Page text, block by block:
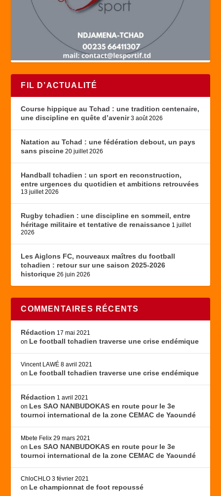
FIL D’ACTUALITÉ
Course hippique au Tchad : une tradition centenaire,
une discipline en quête d’avenir 3 août 2026
Natation au Tchad : une fédération debout, un pays
sans piscine 20 juillet 2026
Handball tchadien : un sport en reconstruction,
entre urgences du quotidien et ambitions retrouvées
13 juillet 2026
Rugby tchadien : une discipline en sommeil, entre
héritage militaire et tentative de renaissance 1 juillet
2026
Les Aiglons FC, nouveaux maîtres du football
tchadien : retour sur une saison 2025-2026
historique 26 juin 2026
COMMENTAIRES RÉCENTS
Rédaction 17 mai 2021
on Le football tchadien traverse une crise endémique
Vincent LAWÉ 8 avril 2021
on Le football tchadien traverse une crise endémique
Rédaction 1 avril 2021
on Les SAO NANBUDOKAS en route pour le 3e
tournoi international de la zone CEMAC de Yaoundé
Mbete Felix 29 mars 2021
on Les SAO NANBUDOKAS en route pour le 3e
tournoi international de la zone CEMAC de Yaoundé
ChloCHLO 3 février 2021
on Le championnat de foot repoussé